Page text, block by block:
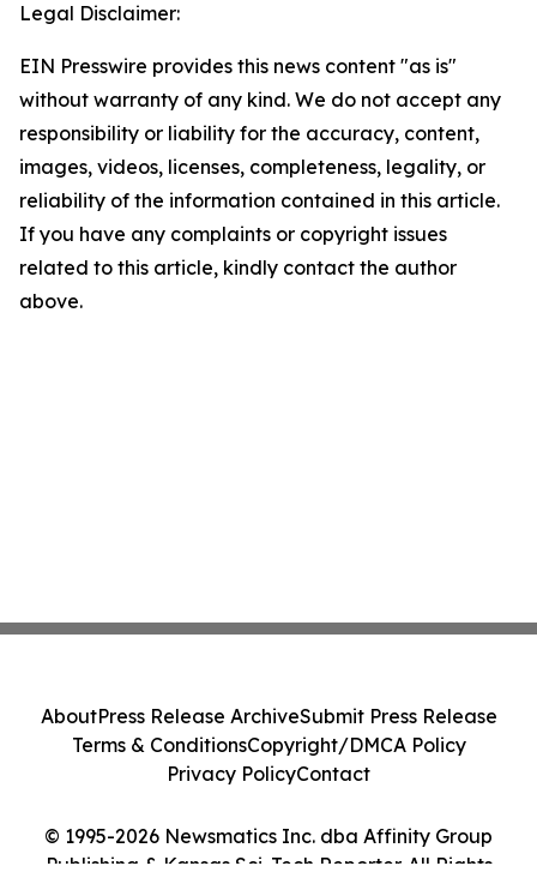
Legal Disclaimer:
EIN Presswire provides this news content "as is"
without warranty of any kind. We do not accept any
responsibility or liability for the accuracy, content,
images, videos, licenses, completeness, legality, or
reliability of the information contained in this article.
If you have any complaints or copyright issues
related to this article, kindly contact the author
above.
© 1995-2026 Newsmatics Inc. dba Affinity Group
Publishing & Kansas Sci-Tech Reporter. All Rights
AboutPress Release ArchiveSubmit Press Release
Terms & ConditionsCopyright/DMCA Policy
Privacy PolicyContact